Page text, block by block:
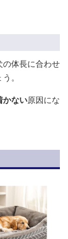
の体長に合わせ
。
かない原因にな